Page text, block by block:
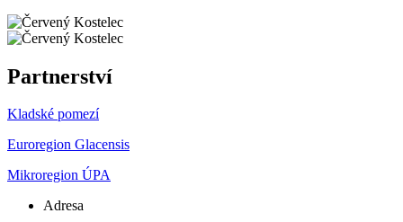
Partnerství
Kladské pomezí
Euroregion Glacensis
Mikroregion ÚPA
Adresa